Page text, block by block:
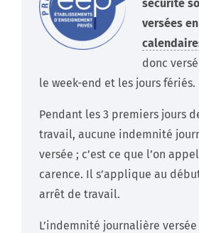
sécurité
versées en
donc
le week-end et les jours fériés.
Pendant les 3 premiers jours
travail, aucune indemnité
versée ; c’est ce que l’on
carence. Il s’applique au
arrêt de travail.
L’indemnité journalière